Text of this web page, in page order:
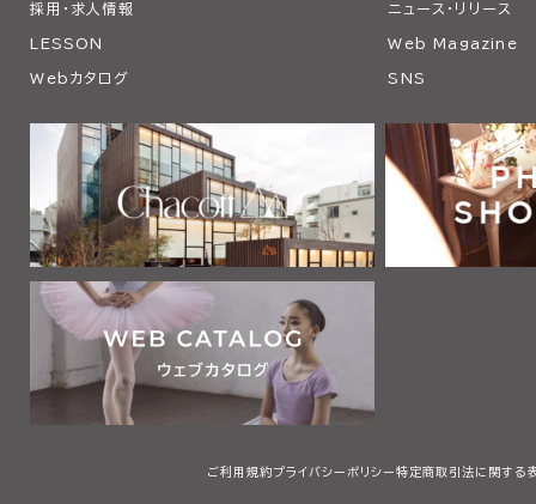
採用・求人情報 ニュース・リリース
LESSON Web Magazine
Webカタログ SNS
ご利用規約プライバシーポリシー 特定商取引法に関する